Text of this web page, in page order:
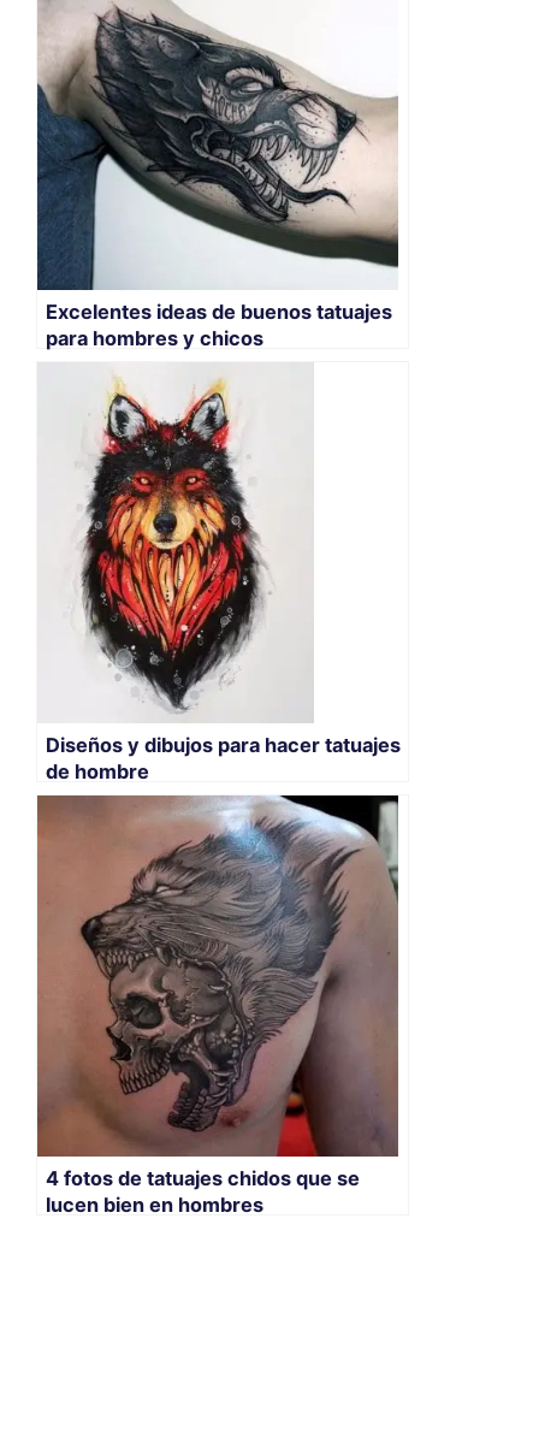
Excelentes ideas de buenos tatuajes
para hombres y chicos
Diseños y dibujos para hacer tatuajes
de hombre
4 fotos de tatuajes chidos que se
lucen bien en hombres